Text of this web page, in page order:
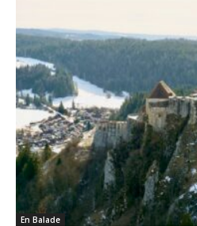
En Balade